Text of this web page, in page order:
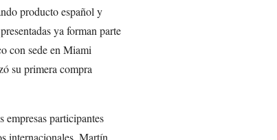
producto español y
ya forman parte
con sede en Miami
su primera compra
participantes
internacionales. Martín